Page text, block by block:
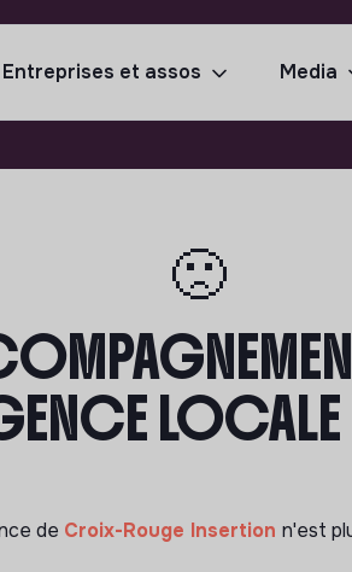
Entreprises et assos Media
🙁
de Croix-Rouge Insertion n'est